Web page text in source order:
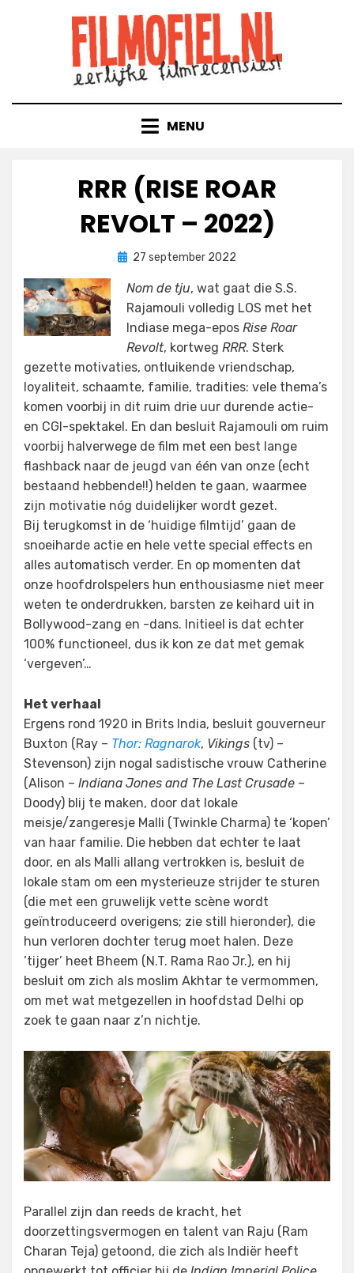
MENU
RRR (RISE ROAR
REVOLT – 2022)
doorFilmofiel.nl
Geplaatst
27 september 2022
Nom de tju, wat gaat die S.S.
Rajamouli volledig LOS met het
Indiase mega-epos Rise Roar
Revolt, kortweg RRR. Sterk
gezette motivaties, ontluikende vriendschap,
loyaliteit, schaamte, familie, tradities: vele thema’s
komen voorbij in dit ruim drie uur durende actie-
en CGI-spektakel. En dan besluit Rajamouli om ruim
voorbij halverwege de film met een best lange
flashback naar de jeugd van één van onze (echt
bestaand hebbende!!) helden te gaan, waarmee
zijn motivatie nóg duidelijker wordt gezet.
Bij terugkomst in de ‘huidige filmtijd’ gaan de
snoeiharde actie en hele vette special effects en
alles automatisch verder. En op momenten dat
onze hoofdrolspelers hun enthousiasme niet meer
weten te onderdrukken, barsten ze keihard uit in
Bollywood-zang en -dans. Initieel is dat echter
100% functioneel, dus ik kon ze dat met gemak
‘vergeven’…
Het verhaal
Ergens rond 1920 in Brits India, besluit gouverneur
Buxton (Ray – Thor: Ragnarok, Vikings (tv) –
Stevenson) zijn nogal sadistische vrouw Catherine
(Alison – Indiana Jones and The Last Crusade –
Doody) blij te maken, door dat lokale
meisje/zangeresje Malli (Twinkle Charma) te ‘kopen’
van haar familie. Die hebben dat echter te laat
door, en als Malli allang vertrokken is, besluit de
lokale stam om een mysterieuze strijder te sturen
(die met een gruwelijk vette scène wordt
geïntroduceerd overigens; zie still hieronder), die
hun verloren dochter terug moet halen. Deze
’tijger’ heet Bheem (N.T. Rama Rao Jr.), en hij
besluit om zich als moslim Akhtar te vermommen,
om met wat metgezellen in hoofdstad Delhi op
zoek te gaan naar z’n nichtje.
Parallel zijn dan reeds de kracht, het
doorzettingsvermogen en talent van Raju (Ram
Charan Teja) getoond, die zich als Indiër heeft